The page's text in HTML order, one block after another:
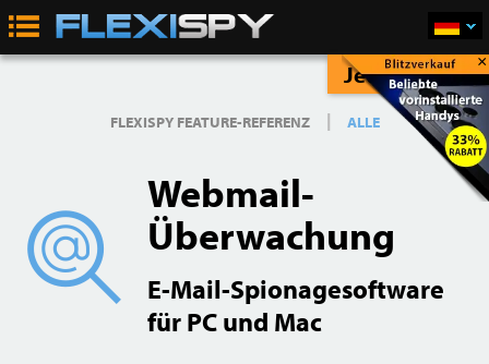
Jetzt Kaufen ×
FLEXISPY FEATURE-REFERENZ | ALLE
Webmail-
Üb­erwachung
E-Mail-Spionage­software
für PC und Mac